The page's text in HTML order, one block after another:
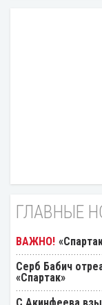
ГЛАВНЫЕ
Серб Бабич
«Спартак»